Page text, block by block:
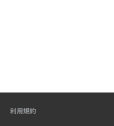
利用規約